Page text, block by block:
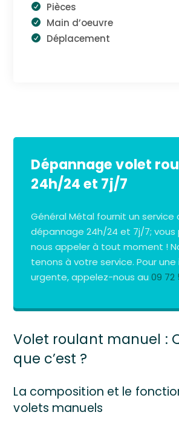
Pièces
Main d’oeuvre
Déplacement
Dépannage volet
24h/24 et 7j/7
Général Métal fournit un service
dépannage 24h/24 et 7j/7; vous
nous appeler à tout moment !
tenons à votre service. Pour
urgente, appelez-nous au09 72
Volet roulant manuel :
que c’est ?
La composition et le
volets manuels